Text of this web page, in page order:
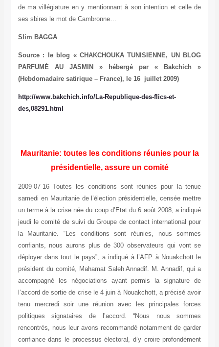
de ma villégiature en y mentionnant à son intention et celle de
ses sbires le mot de Cambronne…
Slim BAGGA
Source : le blog « CHAKCHOUKA TUNISIENNE, UN BLOG
PARFUMÉ AU JASMIN » hébergé par « Bakchich »
(Hebdomadaire satirique – France), le 16 juillet 2009)
http://www.bakchich.info/La-Republique-des-flics-et-
des,08291.html
Mauritanie: toutes les conditions réunies pour la
présidentielle, assure un comité
2009-07-16 Toutes les conditions sont réunies pour la tenue
samedi en Mauritanie de l’élection présidentielle, censée mettre
un terme à la crise née du coup d’Etat du 6 août 2008, a indiqué
jeudi le comité de suivi du Groupe de contact international pour
la Mauritanie. “Les conditions sont réunies, nous sommes
confiants, nous aurons plus de 300 observateurs qui vont se
déployer dans tout le pays”, a indiqué à l’AFP à Nouakchott le
président du comité, Mahamat Saleh Annadif. M. Annadif, qui a
accompagné les négociations ayant permis la signature de
l’accord de sortie de crise le 4 juin à Nouakchott, a précisé avoir
tenu mercredi soir une réunion avec les principales forces
politiques signataires de l’accord. “Nous nous sommes
rencontrés, nous leur avons recommandé notamment de garder
confiance dans le processus électoral, d’y croire profondément